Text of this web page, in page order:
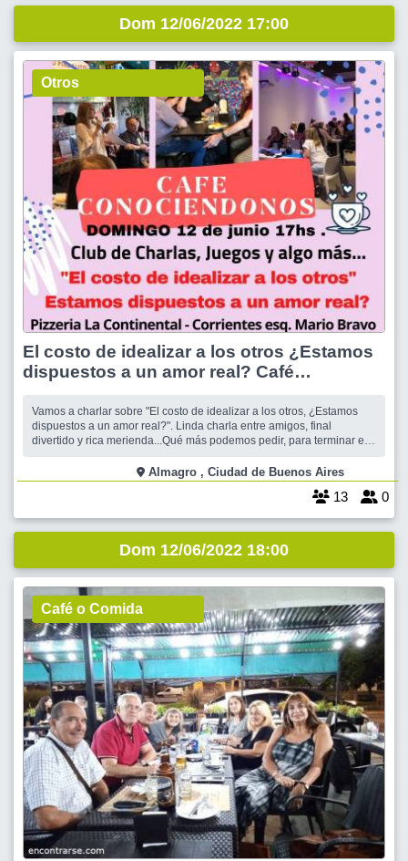
Dom 12/06/2022 17:00
Otros
El costo de idealizar a los otros ¿Estamos
dispuestos a un amor real? Café
algo más...
Vamos a charlar sobre "El costo de idealizar a los otros, ¿Estamos
dispuestos a un amor real?". Linda charla entre amigos, final
divertido y rica merienda...Qué más podemos pedir, para terminar el
BIEN VENTILADO CON VENTANAS Y AIRE ACONDICIONADO.
Almagro , Ciudad de Buenos Aires
13 0
Dom 12/06/2022 18:00
Café o Comida